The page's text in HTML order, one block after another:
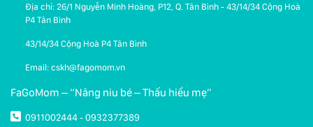
Địa chỉ: 26/1 Nguyễn Minh Hoàng, P12, Q. Tân Bình - 43/14/34 Cộng Hoà
P4 Tân Bình
43/14/34 Cộng Hoà P4 Tân Bình
Email: cskh@fagomom.vn
FaGoMom – “Nâng niu bé – Thấu hiểu mẹ”
0911002444 - 0932377389